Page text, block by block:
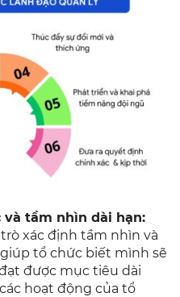
tầm nhìn dài hạn:
xác định tầm nhìn và
tổ chức biết mình sẽ
được mục tiêu dài
hoạt động của tổ